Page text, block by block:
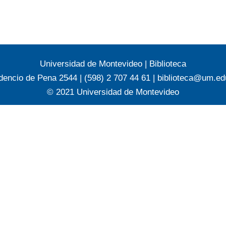
Universidad de Montevideo | Biblioteca
de Pena 2544 | (598) 2 707 44 61 |
© 2021 Universidad de Montevideo